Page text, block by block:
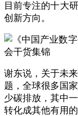
目前专注的十大
创新方向。
谢东说，关于未
题，全球很多国
少碳排放，其中
转化成其他有用